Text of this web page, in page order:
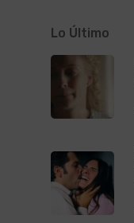
Lo Último